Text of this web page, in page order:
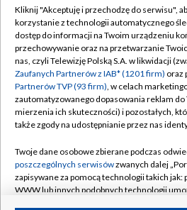
TVP
Abonament TVP
Emisja w TVP
Centrum informacji TVP
Naziemna Telewizja Cyfrowa
Rada Programowa
System NOS
Regulamin
Polityka
Moje
Pomoc
Kontakt
Kliknij "Akceptuję i przechodzę do serwisu",
korzystanie z technologii automatycznego
dostęp do informacji na Twoim urządzeniu
przechowywanie oraz na przetwarzanie
nas, czyli Telewizję Polską S.A. w likwidacji
Zaufanych Partnerów z IAB* (1201 firm) oraz
Partnerów TVP (93 firm), w celach
zautomatyzowanego dopasowania reklam
mierzenia ich skuteczności) i pozostałych,
także zgody na udostępnianie przez nas
Twoje dane osobowe zbierane podczas
poszczególnych serwisówzwanych dalej
zapisywane za pomocą technologii takich
WWW lub innych podobnych technologii